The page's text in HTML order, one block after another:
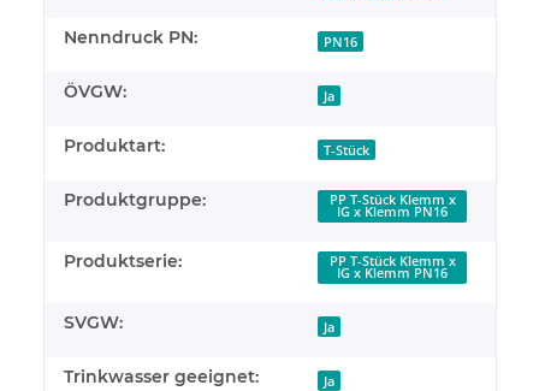
Nenndruck PN: PN16
ÖVGW: Ja
Produktart: T-Stück
Produktgruppe: PP T-Stück Klemm x
IG x Klemm PN16
Produktserie: PP T-Stück Klemm x
IG x Klemm PN16
SVGW: Ja
Trinkwasser geeignet: Ja